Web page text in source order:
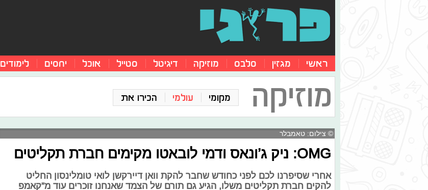
ראשי מגזין סלבס מוזיקה דיגיטל סטייל אוכל יחסים לימודים
מוזיקה מקומי עולמי הכירו את
© צילום: טאמבלר
OMG: ניק ג’ונאס ודמי לובאטו מקימים חברת תקליטים
אחרי שסיפרנו לכם לפני כחודש שחבר להקת וואן דיירקשן לואי טומלינסון החליט
להקים חברת תקליטים משלו, הגיע גם תורם של הצמד שאנחנו זוכרים עוד מ”קאמפ